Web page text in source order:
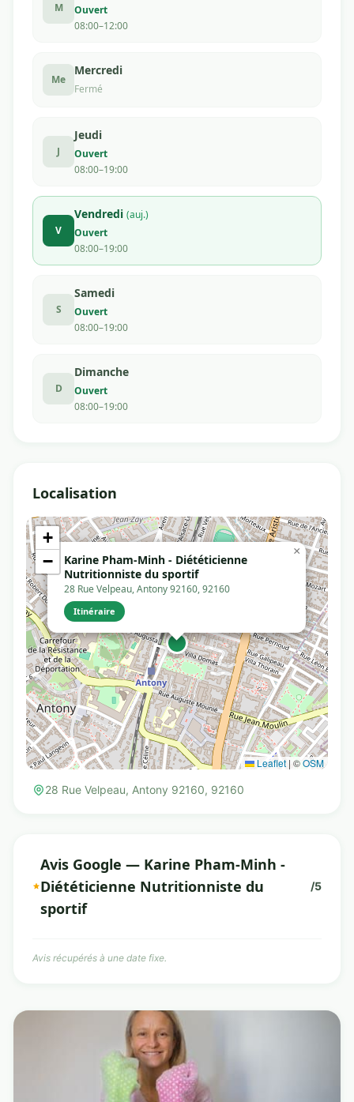
M
Ouvert
08:00–12:00
Me
Mercredi
Fermé
J
Jeudi
Ouvert
08:00–19:00
V
Vendredi (auj.)
Ouvert
08:00–19:00
S
Samedi
Ouvert
08:00–19:00
D
Dimanche
Ouvert
08:00–19:00
Localisation
Karine Pham-Minh - Diététicienne
Nutritionniste du sportif
28 Rue Velpeau, Antony 92160, 92160
Itinéraire
×
+
−
Leaflet | ©OSM
28 Rue Velpeau, Antony 92160, 92160
Avis Google — Karine Pham-Minh -
Diététicienne Nutritionniste du
sportif
/5
Avis récupérés à une date fixe.